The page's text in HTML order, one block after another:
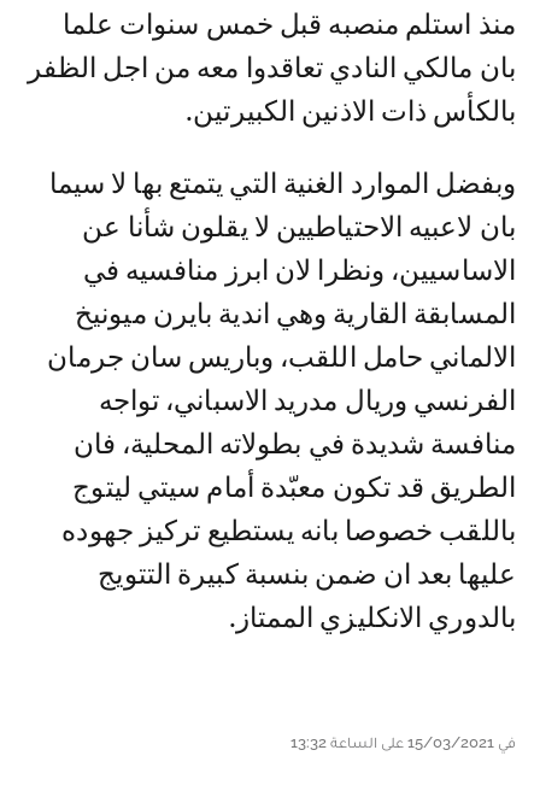
منذ استلم منصبه قبل خمس سنوات علما
بان مالكي النادي تعاقدوا معه من اجل الظفر
بالكأس ذات الاذنين الكبيرتين.
وبفضل الموارد الغنية التي يتمتع بها لا سيما
بان لاعبيه الاحتياطيين لا يقلون شأنا عن
الاساسيين، ونظرا لان ابرز منافسيه في
المسابقة القارية وهي اندية بايرن ميونيخ
الالماني حامل اللقب، وباريس سان جرمان
الفرنسي وريال مدريد الاسباني، تواجه
منافسة شديدة في بطولاته المحلية، فان
الطريق قد تكون معبّدة أمام سيتي ليتوج
باللقب خصوصا بانه يستطيع تركيز جهوده
عليها بعد ان ضمن بنسبة كبيرة التتويج
بالدوري الانكليزي الممتاز.
في 15/03/2021 على الساعة 13:32